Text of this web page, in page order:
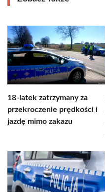
18-latek zatrzymany za
przekroczenie prędkości i
jazdę mimo zakazu